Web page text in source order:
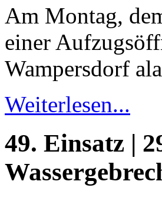
Am Montag,
einer
Wampersdorf
Weiterlesen...
49. Einsatz |